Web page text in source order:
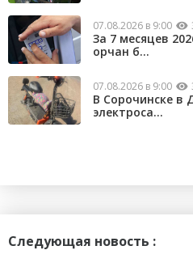
07.08.2026 в 9:00
За 7 месяцев
орчан б...
07.08.2026 в 9:00
В Сорочинске в
электроса...
Следующая новость :